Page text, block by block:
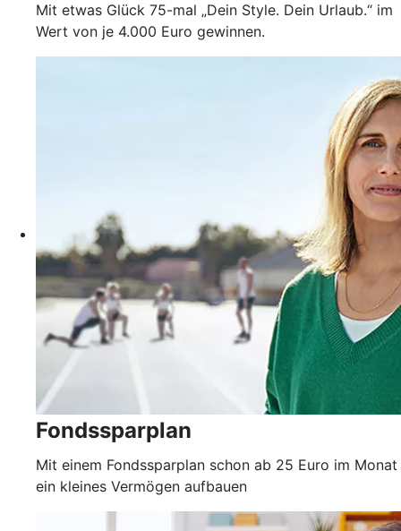
Mit etwas Glück 75-mal „Dein Style. Dein Urlaub.“ im
Wert von je 4.000 Euro gewinnen.
Fondssparplan
Mit einem Fondssparplan schon ab 25 Euro im Monat
ein kleines Vermögen aufbauen